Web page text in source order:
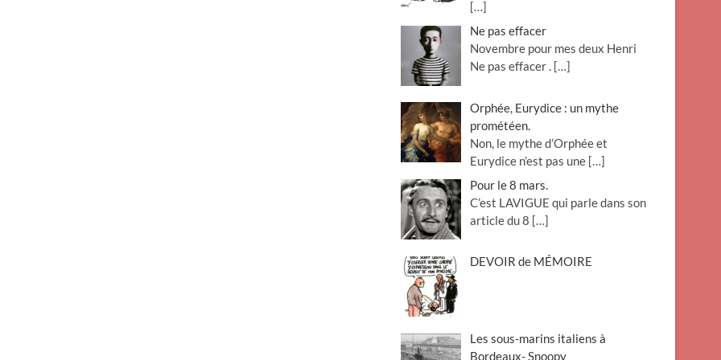
[…]
Ne pas effacer
Novembre pour mes deux Henri
Ne pas effacer . […]
Orphée, Eurydice : un mythe
prométéen.
Non, le mythe d’Orphée et
Eurydice n’est pas une […]
Pour le 8 mars.
C’est LAVIGUE qui parle dans son
article du 8 […]
DEVOIR de MÉMOIRE
Les sous-marins italiens à
Bordeaux- Snoopy